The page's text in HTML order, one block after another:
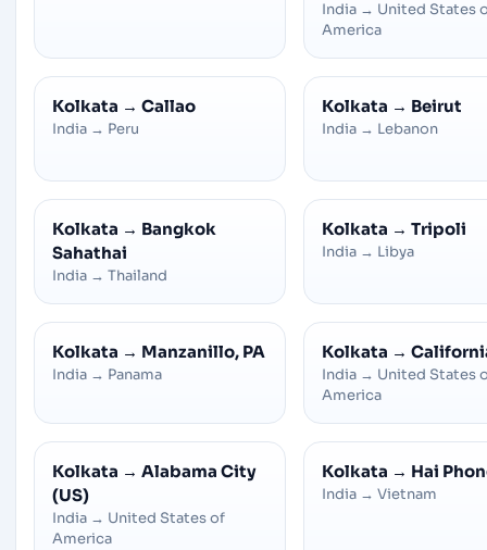
India → United States
America
Kolkata → Callao
India → Peru
Kolkata → Beirut
India → Lebanon
Kolkata → Bangkok
Sahathai
India → Thailand
Kolkata → Tripoli
India → Libya
Kolkata → Manzanillo, PA
India → Panama
Kolkata →
India → United States
America
Kolkata → Alabama City
(US)
India → United States of
America
Kolkata → Hai
India → Vietnam